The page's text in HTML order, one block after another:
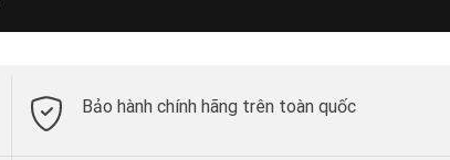
Bảo hành chính hãng trên toàn quốc